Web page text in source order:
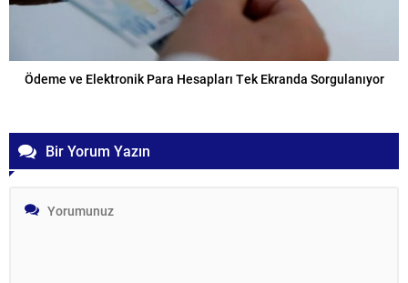
Ödeme ve Elektronik Para Hesapları Tek Ekranda Sorgulanıyor
Bir Yorum Yazın